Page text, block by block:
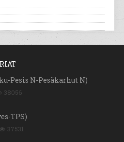
Pesis N-Pesäkarhut N)
38056
TPS)
37531